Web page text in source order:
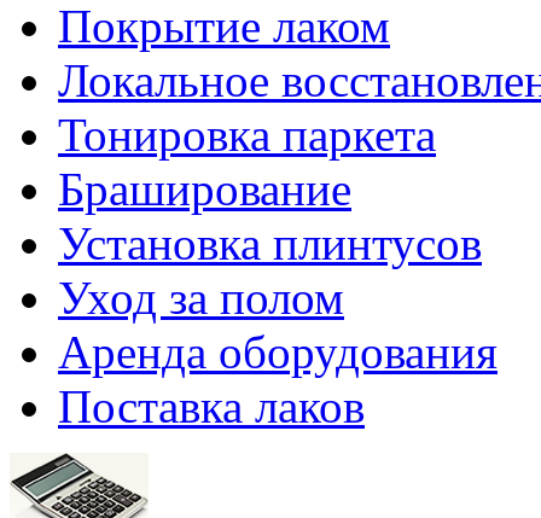
Покрытие лаком
Локальное
Тонировка паркета
Браширование
Установка плинтусов
Уход за полом
Аренда оборудования
Поставка лаков